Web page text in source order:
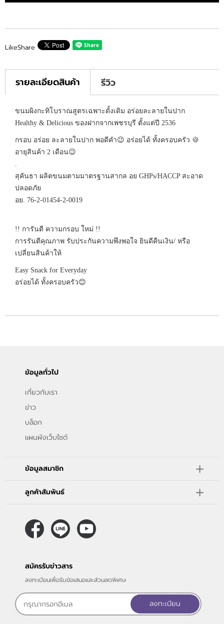
LikeShare
รายละเอียดสินค้า รีวิว
ขนมผิงกะทิโบราณสูตรเฉพาะดั้งเดิม อร่อยละลายในปาก
Healthy & Delicious ของฝากจากเพชรบุรี ตั้งแต่ปี 2536
กรอบ อร่อย ละลายในปาก พอดีคำ😉 อร่อยได้ ทั้งครอบครัว 🍪
อายุสินค้า 2 เดือน😉
.
สุคันธา ผลิตขนมตามมาตรฐานสากล อย GHPs/HACCP สะอาด
ปลอดภัย
อย. 76-2-01454-2-0019
!! การันตี ความกรอบ ใหม่ !!
การรันตีคุณภาพ รับประกันความพึงพอใจ ยินดีคืนเงิน/ หรือ
เปลี่ยนสินค้าให้
Easy Snack for Everyday
อร่อยได้ ทั้งครอบครัว😊
ข้อมูลทั่วไป
เกี่ยวกับเรา
ข่าว
บล็อก
แผนผังเว็บไซต์
ข้อมูลสมาชิก
ลูกค้าสัมพันธ์
สมัครรับข่าวสาร
ลงทะเบียนเพื่อรับข้อเสนอและส่วนลดพิเศษ
ลงทะเบียน